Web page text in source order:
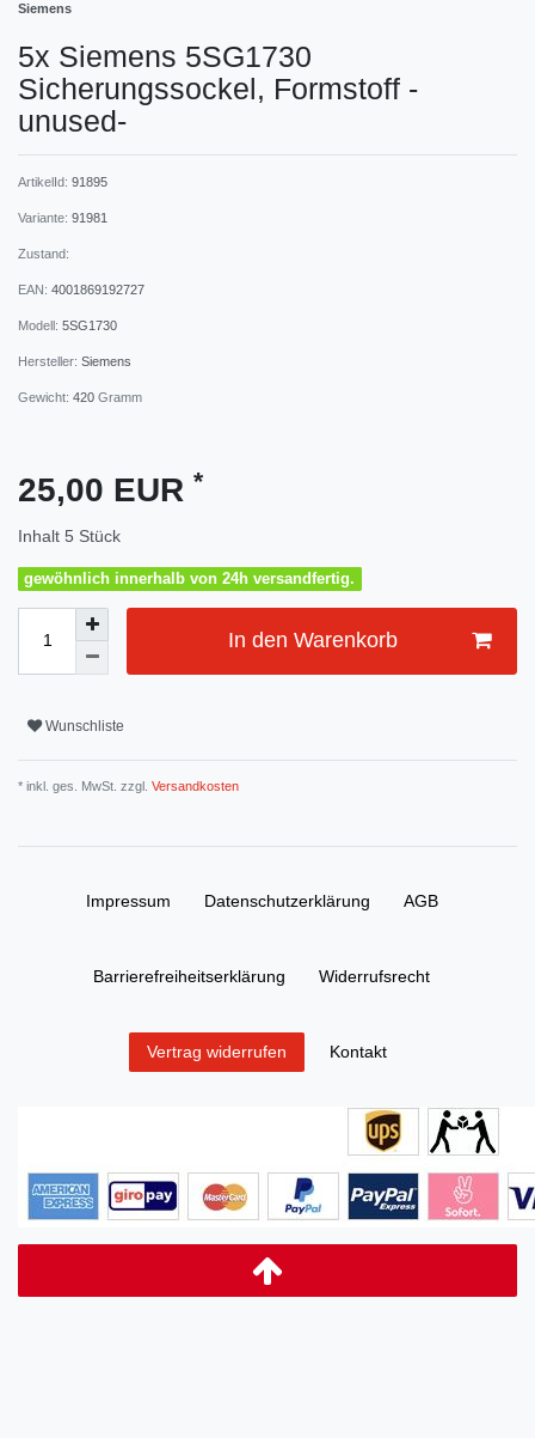
Siemens
5x Siemens 5SG1730
Sicherungssockel, Formstoff -
unused-
ArtikelId: 91895
Variante: 91981
Zustand:
EAN: 4001869192727
Modell: 5SG1730
Hersteller: Siemens
Gewicht: 420 Gramm
25,00 EUR *
Inhalt 5 Stück
gewöhnlich innerhalb von 24h versandfertig.
In den Warenkorb
Wunschliste
* inkl. ges. MwSt. zzgl. Versandkosten
Impressum Daten­schutz­erklärung AGB
Barrierefreiheitserklärung Widerrufs­recht
Vertrag widerrufen Kontakt